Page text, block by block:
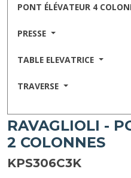
PONT ÉLÉVATEUR 4
PRESSE
TABLE ELEVATRICE
TRAVERSE
RAVAGLIOLI -
2 COLONNES
KPS306C3K